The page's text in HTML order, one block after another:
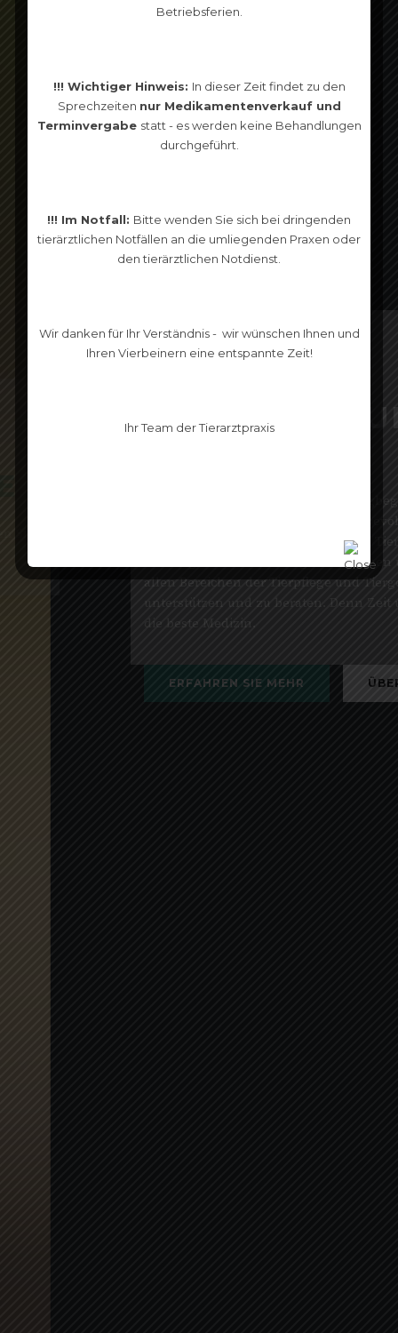
VERDIENT NUR
bestmögliche Behandlung und nehmen uns Zeit, Sie in
allen Bereichen der Tierpflege und Tiergesundheit zu
unterstützen und zu beraten. Denn Zeit und Liebe ist
ERFAHREN SIE MEHR ÜBER UNS
Betriebsferien.
!!! Wichtiger Hinweis: In dieser Zeit findet zu den
Sprechzeiten nur Medikamentenverkauf und
Terminvergabe statt - es werden keine Behandlungen
durchgeführt.
!!! Im Notfall: Bitte wenden Sie sich bei dringenden
tierärztlichen Notfällen an die umliegenden Praxen oder
den tierärztlichen Notdienst.
Wir danken für Ihr Verständnis - wir wünschen Ihnen und
Ihren Vierbeinern eine entspannte Zeit!
Ihr Team der Tierarztpraxis